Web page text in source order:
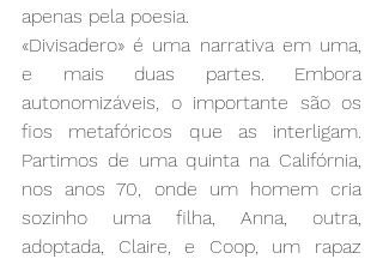
apenas pela poesia.
«Divisadero» é uma narrativa em uma,
e mais duas partes. Embora
autonomizáveis, o importante são os
fios metafóricos que as interligam.
Partimos de uma quinta na Califórnia,
nos anos 70, onde um homem cria
sozinho uma filha, Anna, outra,
adoptada, Claire, e Coop, um rapaz